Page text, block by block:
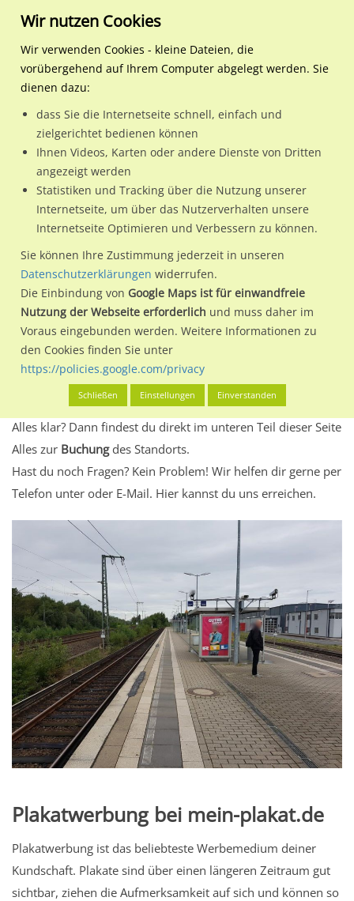
Regionale Plakatwerbung Hamburg
Hamburg, Freie und
S-Bf Tiefstack, Bstg. Gl. 2,
Nutze günstige Werbemöglichkeiten am Standort S-Bf
Tiefstack, Bstg. Gl. 2, 2. Sto.im Ortsteil Rothenburgsort)
Hamburg, Freie und Hansestadt.
Wir erheben für jede unserer Werbeflächen individuelle und
aktuelleStandortinformationenund Leistungswerte. Damit
kannst du dich schon vor der Buchung im Detail über den
Standort, seine Reichweite und Werbewirkung sowie
eventuelle Beschränkungen in den zugelassenen
Werbeinhalten informieren.
Alles klar? Dann findest du direkt im unteren Teil dieser Seite
Alles zur Buchungdes Standorts.
Hast du noch Fragen? Kein Problem! Wir helfen dir gerne per
Telefon unter oder E-Mail. Hier kannst du uns erreichen.
Plakatwerbung bei mein-plakat.de
Plakatwerbung ist das beliebteste Werbemedium deiner
Kundschaft. Plakate sind über einen längeren Zeitraum gut
sichtbar, ziehen die Aufmerksamkeit auf sich und können so
Wir nutzen Cookies
Wir verwenden Cookies - kleine Dateien, die
vorübergehend auf Ihrem Computer abgelegt werden. Sie
dienen dazu:
dass Sie die Internetseite schnell, einfach und
zielgerichtet bedienen können
Ihnen Videos, Karten oder andere Dienste von Dritten
angezeigt werden
Statistiken und Tracking über die Nutzung unserer
Internetseite, um über das Nutzerverhalten unsere
Internetseite Optimieren und Verbessern zu können.
Sie können Ihre Zustimmung jederzeit in unseren
Datenschutzerklärungen widerrufen.
Die Einbindung von Google Maps ist für einwandfreie
Nutzung der Webseite erforderlich und muss daher im
Voraus eingebunden werden. Weitere Informationen zu
den Cookies finden Sie unter
https://policies.google.com/privacy
Schließen Einstellungen Einverstanden